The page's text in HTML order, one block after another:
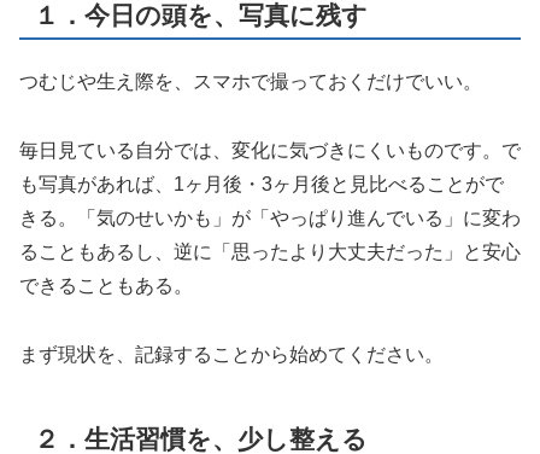
１．今日の頭を、写真に残す
つむじや生え際を、スマホで撮っておくだけでいい。
毎日見ている自分では、変化に気づきにくいものです。で
も写真があれば、1ヶ月後・3ヶ月後と見比べることがで
きる。「気のせいかも」が「やっぱり進んでいる」に変わ
ることもあるし、逆に「思ったより大丈夫だった」と安心
できることもある。
まず現状を、記録することから始めてください。
２．生活習慣を、少し整える